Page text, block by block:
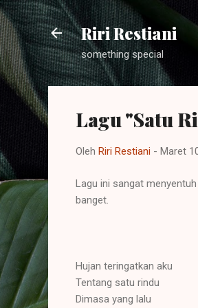
Riri Restiani
something special
Lagu "Satu
Oleh Riri Restiani - Maret
Lagu ini sangat
banget.
Hujan teringatkan aku
Tentang satu rindu
Dimasa yang lalu